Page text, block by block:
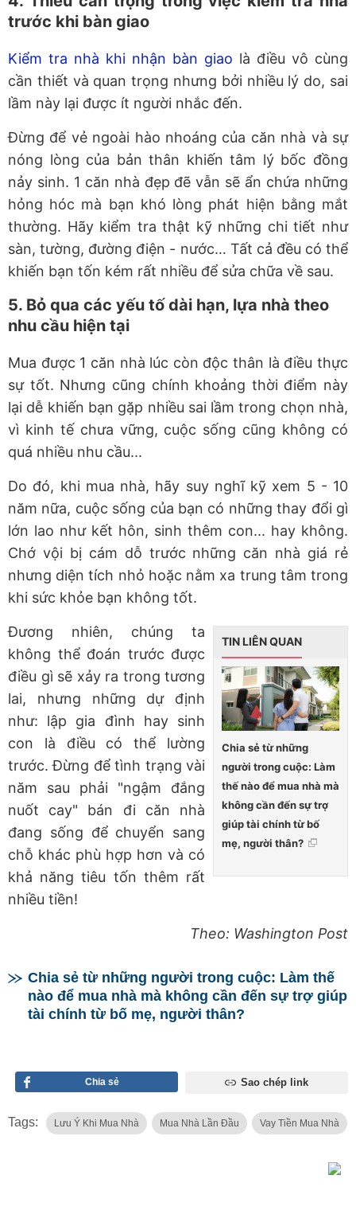
trước khi bàn giao
Kiểm tra nhà khi nhận bàn giao là điều vô cùng
cần thiết và quan trọng nhưng bởi nhiều lý do, sai
lầm này lại được ít người nhắc đến.
Đừng để vẻ ngoài hào nhoáng của căn nhà và sự
nóng lòng của bản thân khiến tâm lý bốc đồng
nảy sinh. 1 căn nhà đẹp đẽ vẫn sẽ ẩn chứa những
hỏng hóc mà bạn khó lòng phát hiện bằng mắt
thường. Hãy kiểm tra thật kỹ những chi tiết như
sàn, tường, đường điện - nước… Tất cả đều có thể
khiến bạn tốn kém rất nhiều để sửa chữa về sau.
5. Bỏ qua các yếu tố dài hạn, lựa nhà theo
nhu cầu hiện tại
Mua được 1 căn nhà lúc còn độc thân là điều thực
sự tốt. Nhưng cũng chính khoảng thời điểm này
lại dễ khiến bạn gặp nhiều sai lầm trong chọn nhà,
vì kinh tế chưa vững, cuộc sống cũng không có
quá nhiều nhu cầu...
Do đó, khi mua nhà, hãy suy nghĩ kỹ xem 5 - 10
năm nữa, cuộc sống của bạn có những thay đổi gì
lớn lao như kết hôn, sinh thêm con... hay không.
Chớ vội bị cám dỗ trước những căn nhà giá rẻ
nhưng diện tích nhỏ hoặc nằm xa trung tâm trong
khi sức khỏe bạn không tốt.
TIN LIÊN QUAN
Chia sẻ từ những
người trong cuộc: Làm
thế nào để mua nhà mà
không cần đến sự trợ
giúp tài chính từ bố
mẹ, người thân?
Đương nhiên, chúng ta
không thể đoán trước được
điều gì sẽ xảy ra trong tương
lai, nhưng những dự định
như: lập gia đình hay sinh
con là điều có thể lường
trước. Đừng để tình trạng vài
năm sau phải "ngậm đắng
nuốt cay" bán đi căn nhà
đang sống để chuyển sang
chỗ khác phù hợp hơn và có
khả năng tiêu tốn thêm rất
nhiều tiền!
Theo: Washington Post
Chia sẻ từ những người trong cuộc: Làm thế
nào để mua nhà mà không cần đến sự trợ giúp
tài chính từ bố mẹ, người thân?
Chia sẻ Sao chép link
Tags: Lưu Ý Khi Mua Nhà Mua Nhà Lần Đầu Vay Tiền Mua Nhà